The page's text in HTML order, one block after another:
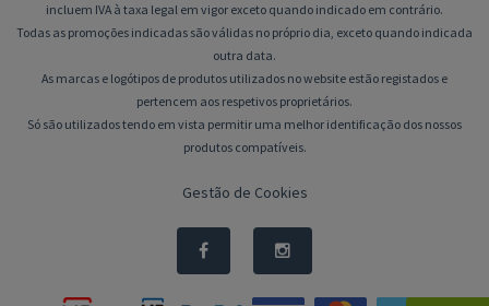
incluem IVA à taxa legal em vigor exceto quando indicado em contrário.
Todas as promoções indicadas são válidas no próprio dia, exceto quando indicada
outra data.
As marcas e logótipos de produtos utilizados no website estão registados e
pertencem aos respetivos proprietários.
Só são utilizados tendo em vista permitir uma melhor identificação dos nossos
produtos compatíveis.
Gestão de Cookies